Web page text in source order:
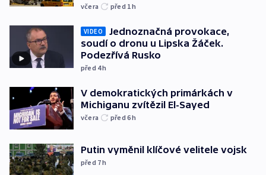
včera před 1h
VIDEO
Jednoznačná provokace,
soudí o dronu u Lipska Žáček.
Podezřívá Rusko
před 4h
V demokratických primárkách v
Michiganu zvítězil El-Sayed
včera před 6h
Putin vyměnil klíčové velitele vojsk
před 7h